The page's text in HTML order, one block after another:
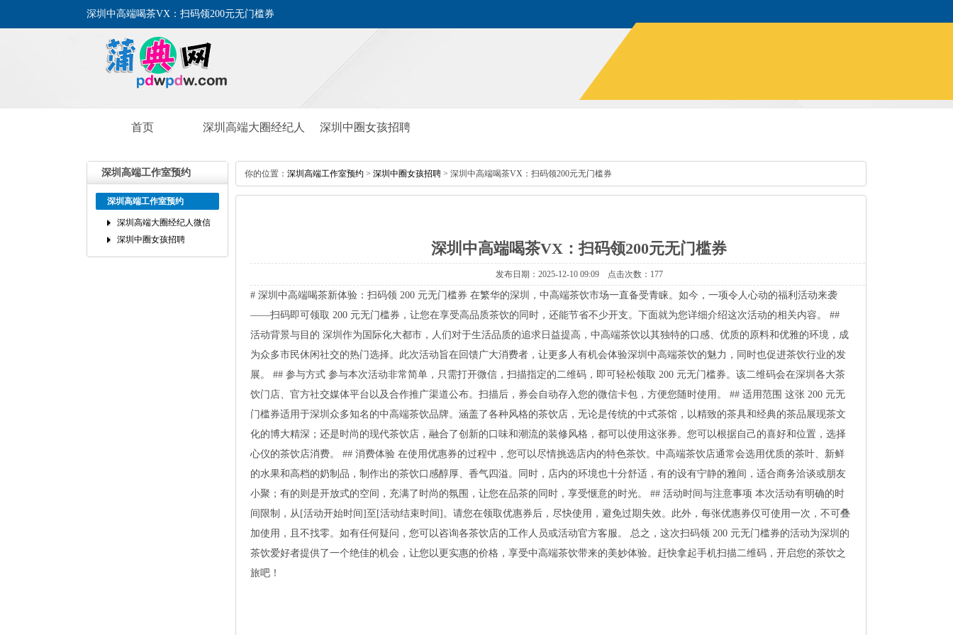
深圳中高端喝茶VX：扫码领200元无门槛券
首页 深圳高端大圈经纪人
微信
深圳中圈女孩招聘
深圳高端工作室预约
深圳高端工作室预约
深圳高端大圈经纪人微信
深圳中圈女孩招聘
你的位置： 深圳高端工作室预约 > 深圳中圈女孩招聘 >深圳中高端喝茶VX：扫码领200元无门槛券
深圳中高端喝茶VX：扫码领200元无门槛券
发布日期：2025-12-1009:09点击次数：177
#深圳中高端喝茶新体验：扫码领200元无门槛券在繁华的深圳，中高端茶饮市场一直备受青睐。如今，一项令人心动的福利活动来袭
——扫码即可领取200元无门槛券，让您在享受高品质茶饮的同时，还能节省不少开支。下面就为您详细介绍这次活动的相关内容。##
活动背景与目的深圳作为国际化大都市，人们对于生活品质的追求日益提高，中高端茶饮以其独特的口感、优质的原料和优雅的环境，成
为众多市民休闲社交的热门选择。此次活动旨在回馈广大消费者，让更多人有机会体验深圳中高端茶饮的魅力，同时也促进茶饮行业的发
展。##参与方式参与本次活动非常简单，只需打开微信，扫描指定的二维码，即可轻松领取200元无门槛券。该二维码会在深圳各大茶
饮门店、官方社交媒体平台以及合作推广渠道公布。扫描后，券会自动存入您的微信卡包，方便您随时使用。##适用范围这张200元无
门槛券适用于深圳众多知名的中高端茶饮品牌。涵盖了各种风格的茶饮店，无论是传统的中式茶馆，以精致的茶具和经典的茶品展现茶文
化的博大精深；还是时尚的现代茶饮店，融合了创新的口味和潮流的装修风格，都可以使用这张券。您可以根据自己的喜好和位置，选择
心仪的茶饮店消费。##消费体验在使用优惠券的过程中，您可以尽情挑选店内的特色茶饮。中高端茶饮店通常会选用优质的茶叶、新鲜
的水果和高档的奶制品，制作出的茶饮口感醇厚、香气四溢。同时，店内的环境也十分舒适，有的设有宁静的雅间，适合商务洽谈或朋友
小聚；有的则是开放式的空间，充满了时尚的氛围，让您在品茶的同时，享受惬意的时光。##活动时间与注意事项本次活动有明确的时
间限制，从[活动开始时间]至[活动结束时间]。请您在领取优惠券后，尽快使用，避免过期失效。此外，每张优惠券仅可使用一次，不可叠
加使用，且不找零。如有任何疑问，您可以咨询各茶饮店的工作人员或活动官方客服。总之，这次扫码领200元无门槛券的活动为深圳的
茶饮爱好者提供了一个绝佳的机会，让您以更实惠的价格，享受中高端茶饮带来的美妙体验。赶快拿起手机扫描二维码，开启您的茶饮之
旅吧！